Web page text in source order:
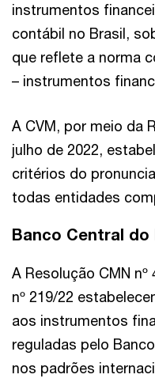
instrumentos
contábil no Brasil,
que reflete a norma
– instrumentos
A CVM, por meio da
julho de 2022,
critérios do
todas entidades
Banco Central do
A Resolução CMN
nº 219/22
aos instrumentos
reguladas pelo
nos padrões